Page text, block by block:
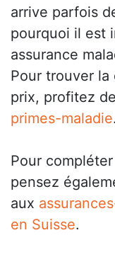
arrive parfois
pourquoi il est
assurance
Pour trouver la
prix, profitez
primes-maladie.
Pour
pensez
aux
en Suisse.